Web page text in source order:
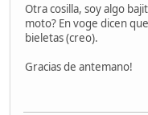
Otra cosilla, soy algo
moto? En voge dicen
bieletas (creo).
Gracias de antemano!